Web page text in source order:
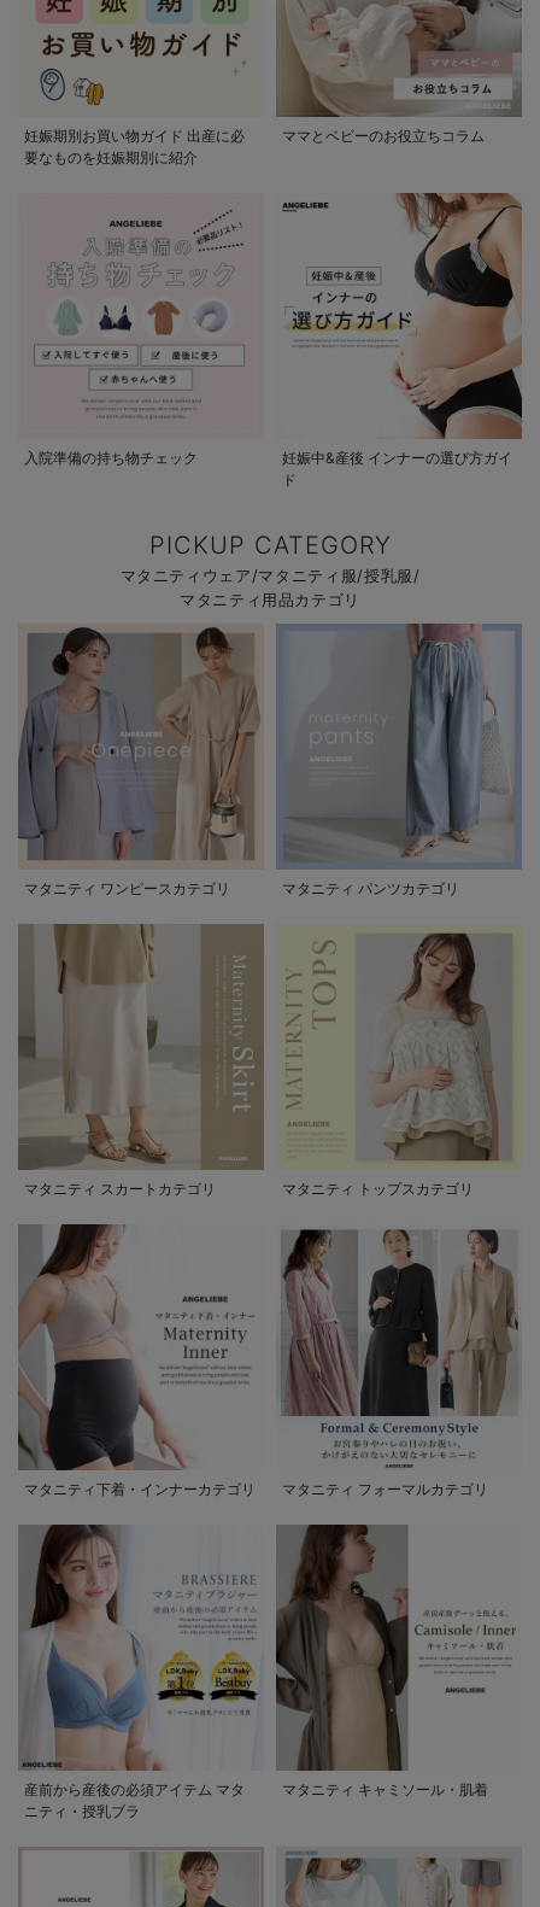
妊娠期別お買い物ガイド 出産に必
要なものを妊娠期別に紹介
ママとベビーのお役立ちコラム
入院準備の持ち物チェック
妊娠中&産後 インナーの選び方ガイ
ド
PICKUP CATEGORY
マタニティウェア/マタニティ服/授乳服/
マタニティ用品カテゴリ
マタニティ ワンピースカテゴリ マタニティ パンツカテゴリ
マタニティ スカートカテゴリ マタニティ トップスカテゴリ
マタニティ下着・インナーカテゴリ マタニティ フォーマルカテゴリ
産前から産後の必須アイテム マタ
ニティ・授乳ブラ
マタニティ キャミソール・肌着